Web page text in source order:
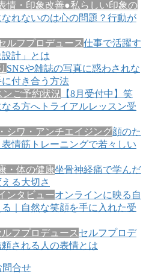
情・印象改善●私らしい印象の
れないのは心の問題？行動が
ルフプロデュース仕事で活躍す
計」とは
SNSや雑誌の写真に惑わされな
付き合う方法
ンご予約状況
【8月受付中】笑
る方へトライアルレッスン受
シワ・アンチエイジング顔のた
情筋トレーニングで若々しい
・体の健康坐骨神経痛で学んだ
る大切さ
ンタビューオンラインに映る自
｜自然な笑顔を手に入れた受
フプロデュース セルフプロデ
される人の表情とは
問合せ